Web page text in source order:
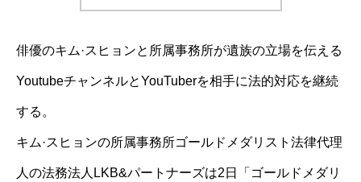
俳優のキム·スヒョンと所属事務所が遺族の立場を伝える
YoutubeチャンネルとYouTuberを相手に法的対応を継続
する。
キム·スヒョンの所属事務所ゴールドメダリスト法律代理
人の法務法人LKB&パートナーズは2日「ゴールドメダリ